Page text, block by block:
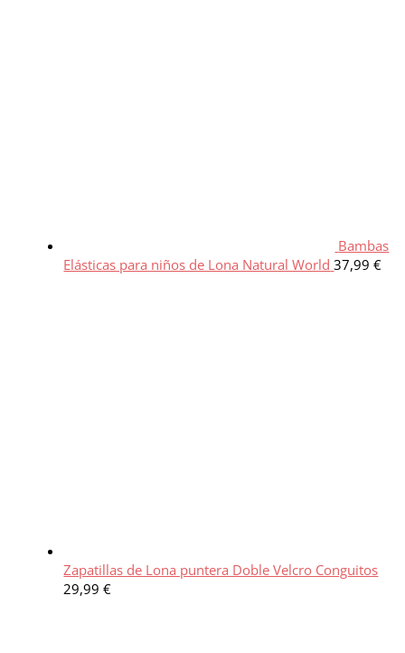
Bambas
Elásticas para niños de Lona Natural World 37,99€
Zapatillas de Lona puntera Doble Velcro Conguitos
29,99€